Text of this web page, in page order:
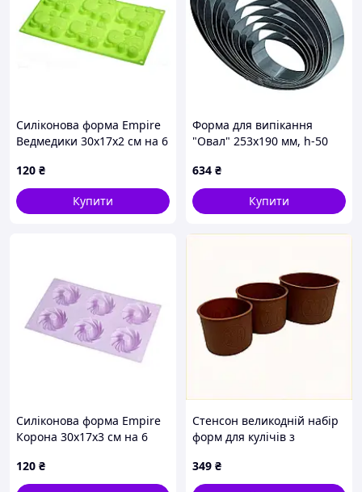
Силіконова форма Empire
Ведмедики 30х17х2 см на 6
для кексів, мила, десертів
та шоколаду
120 ₴
Купити
Форма для випікання
"Овал" 253х190 мм, h-50
634 ₴
Купити
Силіконова форма Empire
Корона 30х17х3 см на 6
форма для кексів, мила,
десертів та шоколаду
120 ₴
Стенсон великодній набір
форм для кулічів з
8714K5K67
349 ₴